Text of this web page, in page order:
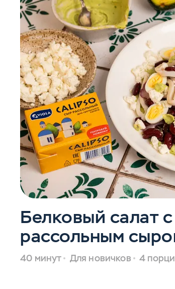
Белковый салат
рассольным
40 минут Для новичков 4